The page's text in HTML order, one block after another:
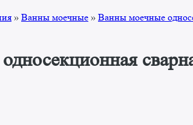
» Ванны моечные » Ванны моечные
односекционная